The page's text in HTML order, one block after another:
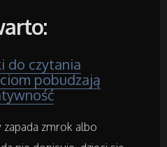
RTV, AGD
Zwierząt
Rośliny
do czytania
pobudzają
zapada zmrok albo